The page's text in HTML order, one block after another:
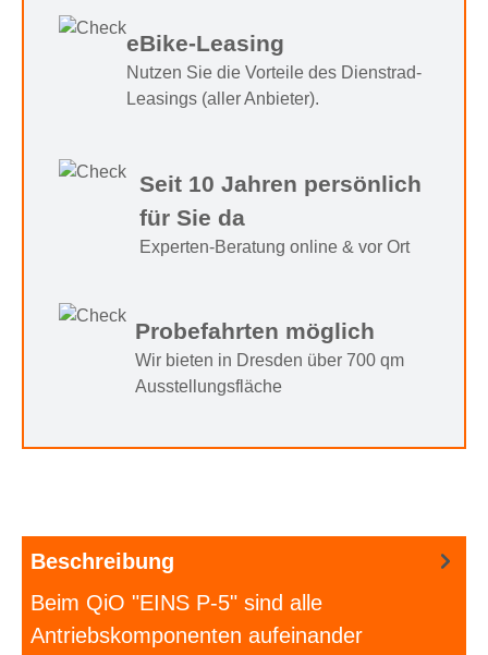
eBike-Leasing
Nutzen Sie die Vorteile des Dienstrad-
Leasings (aller Anbieter).
Seit 10 Jahren persönlich
für Sie da
Experten-Beratung online & vor Ort
Probefahrten möglich
Wir bieten in Dresden über 700 qm
Ausstellungsfläche
Beschreibung
Beim QiO "EINS P-5" sind alle
Antriebskomponenten aufeinander